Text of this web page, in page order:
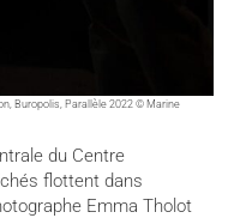
Buropolis, Parallèle 2022 © Marine
du Centre
flottent dans
Emma Tholot